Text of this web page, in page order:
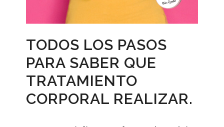
TODOS LOS PASOS
PARA SABER QUE
TRATAMIENTO
CORPORAL REALIZAR.